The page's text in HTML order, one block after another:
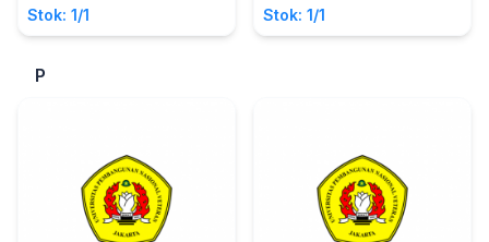
Stok: 1/1 Stok: 1/1
P